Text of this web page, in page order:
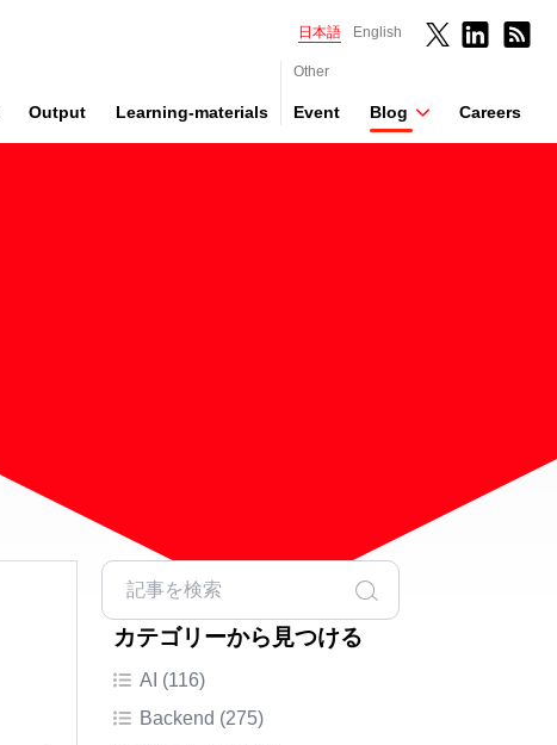
日本語 English
Output Learning-materials
Other
Event Blog Careers
カテゴリーから見つける
AI (116)
Backend (275)